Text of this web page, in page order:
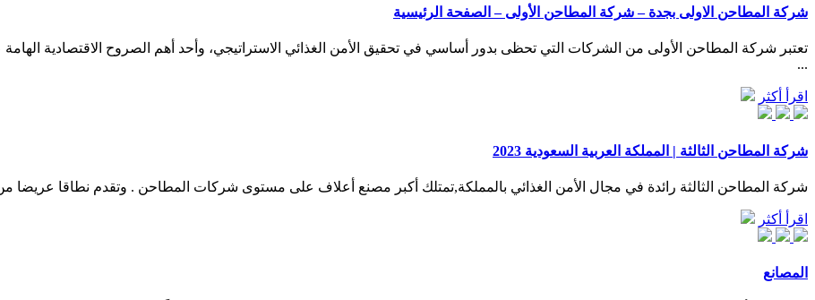
شركة المطاحن الاولى بجدة – شركة المطاحن الأولى – الصفحة الرئيسية
تعتبر شركة المطاحن الأولى من الشركات التي تحظى بدور أساسي في تحقيق الأمن الغذائي الاستراتيجي، وأحد أهم الصروح الاقتصادية
...
اقرأ أكثر
شركة المطاحن الثالثة | المملكة العربية السعودية 2023
شركة المطاحن الثالثة رائدة في مجال الأمن الغذائي بالمملكة,تمتلك أكبر مصنع أعلاف على مستوى شركات المطاحن . وتقدم نطاقا عريضا
اقرأ أكثر
المصانع